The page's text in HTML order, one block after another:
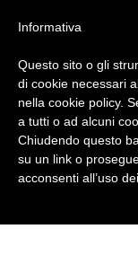
Home
Programma
(TN)
MuSe
MuSe
Informativa
Questo sito o gli
di cookie necessari
nella cookie policy.
a tutti o ad alcuni
Chiudendo questo
su un link o
acconsenti all’uso